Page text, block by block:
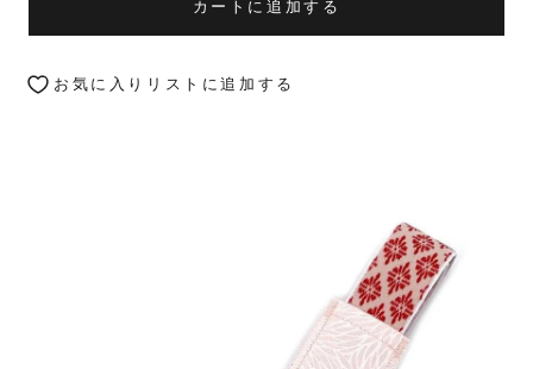
カートに追加する
お気に入りリストに追加する